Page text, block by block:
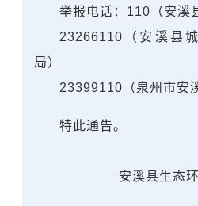
举报电话：110（安溪
23266110（安溪县
局）
23399110（泉州市安
特此通告。
安溪县生态